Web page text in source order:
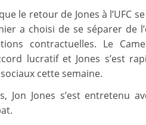
le retour de Jones à l’UFC
a choisi de se séparer de
contractuelles. Le
lucratif et Jones s’est
cette semaine.
Jon Jones s’est entretenu